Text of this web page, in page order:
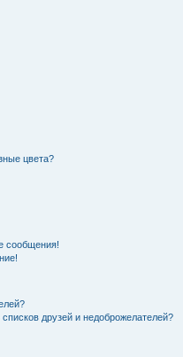
цвета?
сообщения!
друзей и недоброжелателей?